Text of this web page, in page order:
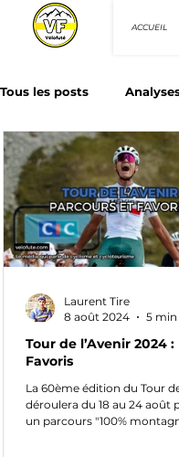
ACCUEIL
Tous les posts
Les Tuto cyclisme
Top 10 sprinteurs
Villes et itinéraire
Tour de l’Avenir 2024 :
Favoris
La 60ème édition du Tour
déroulera du 18 au 24 août
un parcours "100%
Laurent Tire
8 août 2024
5